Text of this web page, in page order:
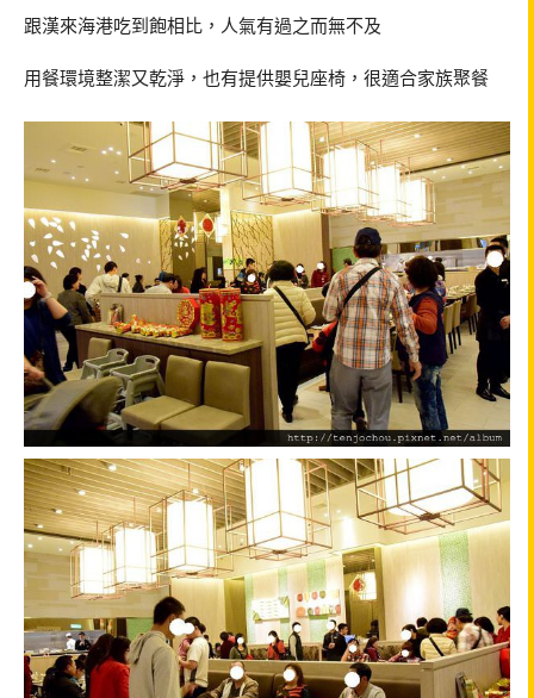
跟漢來海港吃到飽相比，人氣有過之而無不及
用餐環境整潔又乾淨，也有提供嬰兒座椅，很適合家族聚餐